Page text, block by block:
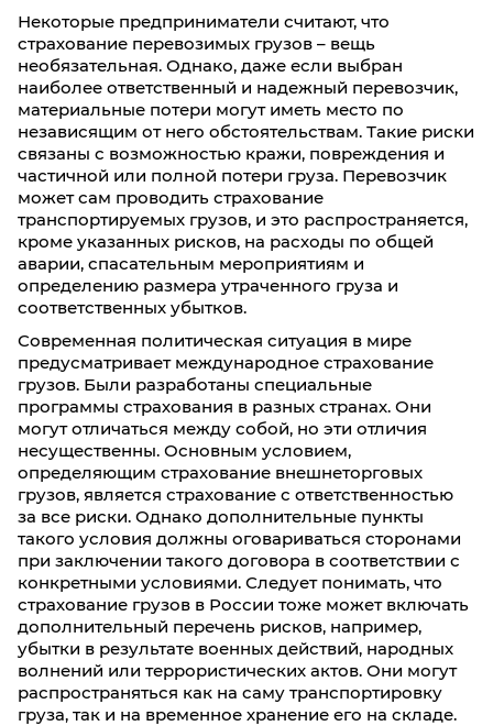
Некоторые предприниматели считают, что
страхование перевозимых грузов – вещь
необязательная. Однако, даже если выбран
наиболее ответственный и надежный перевозчик,
материальные потери могут иметь место по
независящим от него обстоятельствам. Такие риски
связаны с возможностью кражи, повреждения и
частичной или полной потери груза. Перевозчик
может сам проводить страхование
транспортируемых грузов, и это распространяется,
кроме указанных рисков, на расходы по общей
аварии, спасательным мероприятиям и
определению размера утраченного груза и
соответственных убытков.
Современная политическая ситуация в мире
предусматривает международное страхование
грузов. Были разработаны специальные
программы страхования в разных странах. Они
могут отличаться между собой, но эти отличия
несущественны. Основным условием,
определяющим страхование внешнеторговых
грузов, является страхование с ответственностью
за все риски. Однако дополнительные пункты
такого условия должны оговариваться сторонами
при заключении такого договора в соответствии с
конкретными условиями. Следует понимать, что
страхование грузов в России тоже может включать
дополнительный перечень рисков, например,
убытки в результате военных действий, народных
волнений или террористических актов. Они могут
распространяться как на саму транспортировку
груза, так и на временное хранение его на складе.